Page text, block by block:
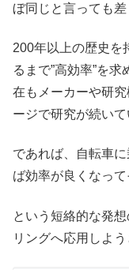
ぼ同じと言っても差
200年以上の歴史を
るまで”高効率”を
在もメーカーや研
ージで研究が続いて
であれば、自転車
ば効率が良くなっ
という短絡的な発
リングへ応用しよ